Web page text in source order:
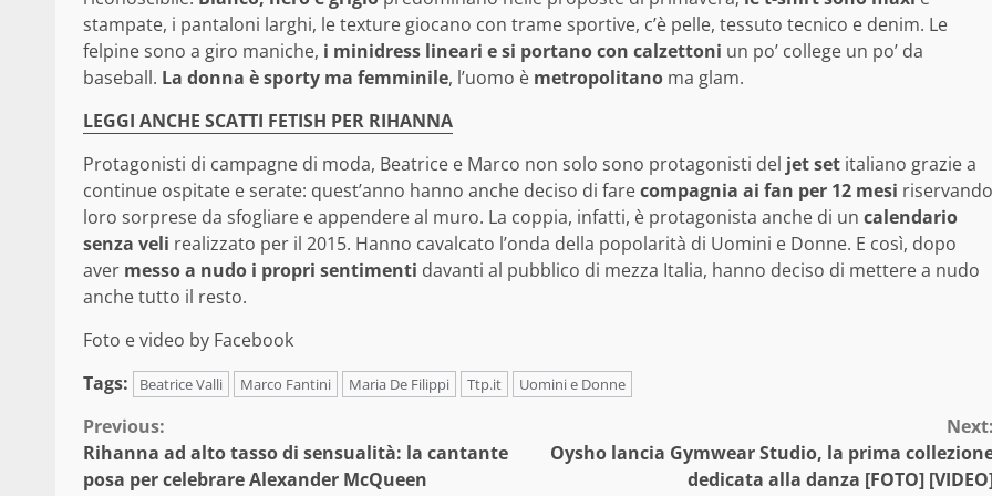
stampate, i pantaloni larghi, le texture giocano con trame sportive, c’è pelle, tessuto tecnico e denim. Le
felpine sono a giro maniche, i minidress lineari e si portano con calzettoni un po’ college un po’ da
baseball. La donna è sporty ma femminile, l’uomo è metropolitano ma glam.
LEGGI ANCHE SCATTI FETISH PER RIHANNA
Protagonisti di campagne di moda, Beatrice e Marco non solo sono protagonisti del jet set italiano grazie a
continue ospitate e serate: quest’anno hanno anche deciso di farecompagnia ai fan per 12 mesi riservando
loro sorprese da sfogliare e appendere al muro. La coppia, infatti, è protagonista anche di un calendario
senza veli realizzato per il 2015. Hanno cavalcato l’onda della popolarità di Uomini e Donne. E così, dopo
aver messo a nudo i propri sentimenti davanti al pubblico di mezza Italia, hanno deciso di mettere a nudo
anche tutto il resto.
Foto e video by Facebook
Tags:
Beatrice Valli Marco Fantini Maria De Filippi Ttp.it Uomini e Donne
Continue
Reading
Previous:
Rihanna ad alto tasso di sensualità: la cantante
posa per celebrare Alexander McQueen
Next:
Oysho lancia Gymwear Studio, la prima
dedicata alla danza [FOTO]